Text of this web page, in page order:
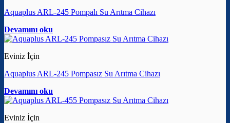
Aquaplus ARL-245 Pompalı Su Arıtma Cihazı
Devamını oku
Eviniz İçin
Aquaplus ARL-245 Pompasız Su Arıtma Cihazı
Devamını oku
Eviniz İçin